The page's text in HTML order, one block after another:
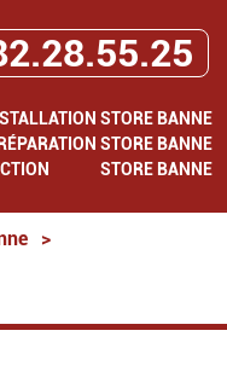
STORE BANNE
RÉPARATION STORE BANNE
STORE BANNE
>